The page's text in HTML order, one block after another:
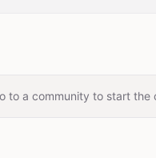
to a community to start the